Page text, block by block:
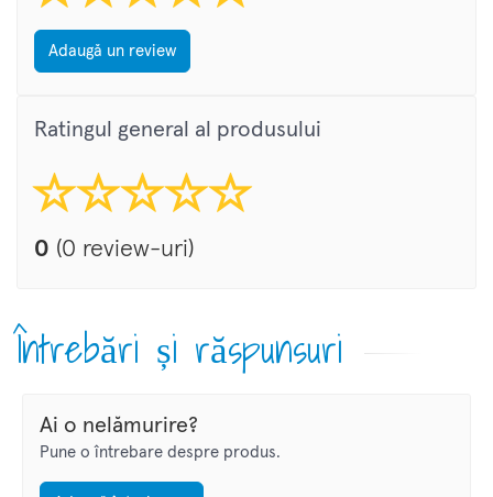
Adaugă un review
Ratingul general al produsului
0 (0 review-uri)
Întrebări și răspunsuri
Ai o nelămurire?
Pune o întrebare despre produs.